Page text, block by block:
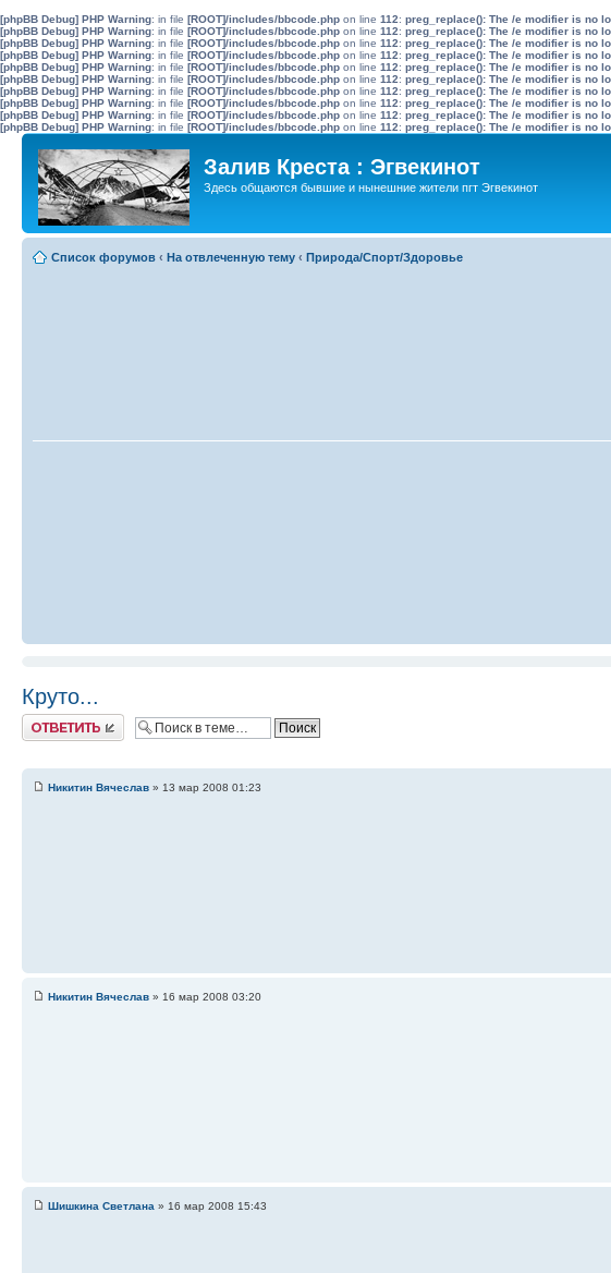
[phpBB Debug] PHP Warning: in file [ROOT]/includes/bbcode.php on line 112: preg_replace(): The /e modifier is no
[phpBB Debug] PHP Warning: in file [ROOT]/includes/bbcode.php on line 112: preg_replace(): The /e modifier is no
[phpBB Debug] PHP Warning: in file [ROOT]/includes/bbcode.php on line 112: preg_replace(): The /e modifier is no
[phpBB Debug] PHP Warning: in file [ROOT]/includes/bbcode.php on line 112: preg_replace(): The /e modifier is no
[phpBB Debug] PHP Warning: in file [ROOT]/includes/bbcode.php on line 112: preg_replace(): The /e modifier is no
[phpBB Debug] PHP Warning: in file [ROOT]/includes/bbcode.php on line 112: preg_replace(): The /e modifier is no
[phpBB Debug] PHP Warning: in file [ROOT]/includes/bbcode.php on line 112: preg_replace(): The /e modifier is no
[phpBB Debug] PHP Warning: in file [ROOT]/includes/bbcode.php on line 112: preg_replace(): The /e modifier is no
[phpBB Debug] PHP Warning: in file [ROOT]/includes/bbcode.php on line 112: preg_replace(): The /e modifier is no
[phpBB Debug] PHP Warning: in file [ROOT]/includes/bbcode.php on line 112: preg_replace(): The /e modifier is no
Залив Креста : Эгвекинот
Здесь общаются бывшие и нынешние жители пгт Эгвекинот
Список форумов ‹ На отвлеченную тему ‹ Природа/Спорт/Здоровье
Круто...
Ответить
Никитин Вячеслав » 13 мар 2008 01:23
Никитин Вячеслав » 16 мар 2008 03:20
Шишкина Светлана » 16 мар 2008 15:43